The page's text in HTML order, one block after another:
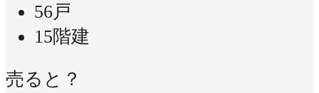
56戸
15階建
売ると？